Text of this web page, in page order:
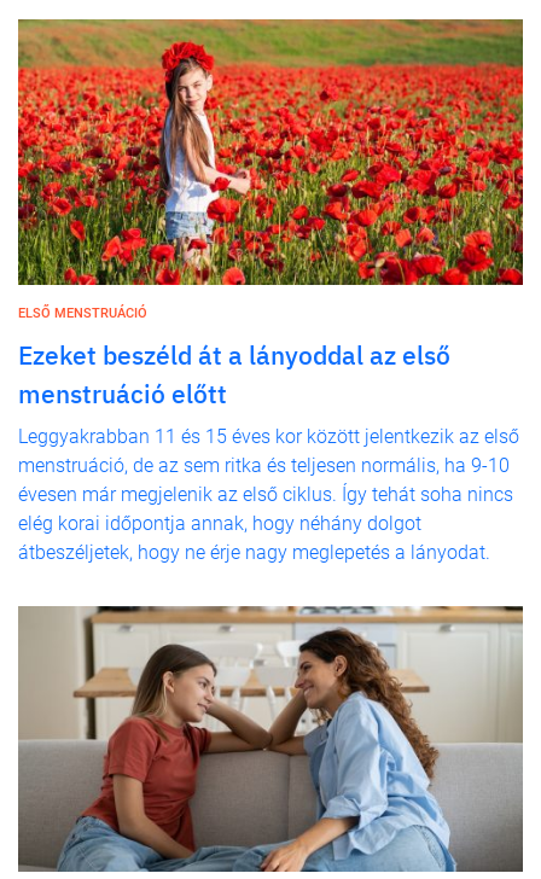
ELSŐ MENSTRUÁCIÓ
Ezeket beszéld át a lányoddal az első
menstruáció előtt
Leggyakrabban 11 és 15 éves kor között jelentkezik az első
menstruáció, de az sem ritka és teljesen normális, ha 9-10
évesen már megjelenik az első ciklus. Így tehát soha nincs
elég korai időpontja annak, hogy néhány dolgot
átbeszéljetek, hogy ne érje nagy meglepetés a lányodat.